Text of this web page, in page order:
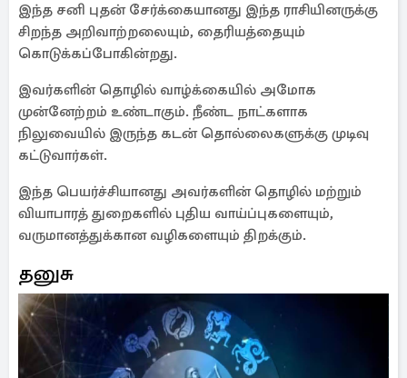
இந்த சனி புதன் சேர்க்கையானது இந்த ராசியினருக்கு
சிறந்த அறிவாற்றலையும், தைரியத்தையும்
கொடுக்கப்போகின்றது.
இவர்களின் தொழில் வாழ்க்கையில் அமோக
முன்னேற்றம் உண்டாகும். நீண்ட நாட்களாக
நிலுவையில் இருந்த கடன் தொல்லைகளுக்கு முடிவு
கட்டுவார்கள்.
இந்த பெயர்ச்சியானது அவர்களின் தொழில் மற்றும்
வியாபாரத் துறைகளில் புதிய வாய்ப்புகளையும்,
வருமானத்துக்கான வழிகளையும் திறக்கும்.
தனுசு